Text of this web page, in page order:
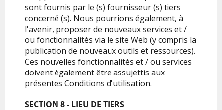
sont fournis par le (s) fournisseur (s) tiers
concerné (s). Nous pourrions également, à
l'avenir, proposer de nouveaux services et /
ou fonctionnalités via le site Web (y compris la
publication de nouveaux outils et ressources).
Ces nouvelles fonctionnalités et / ou services
doivent également être assujettis aux
présentes Conditions d'utilisation.
SECTION 8 - LIEU DE TIERS